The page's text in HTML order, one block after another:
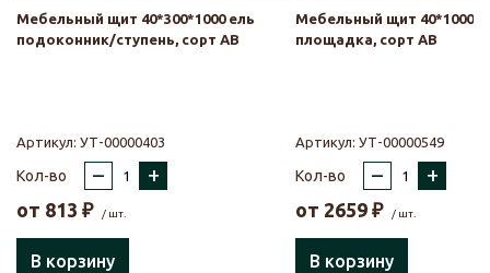
Мебельный щит 40*300*1000 ель
подоконник/ступень, сорт АВ
Артикул: УТ-00000403
Кол-во – +
от 813 ₽ / шт.
В корзину
Мебельный щит
площадка, сорт АВ
Артикул: УТ-00000549
Кол-во – +
от 2659 ₽ / шт.
В корзину